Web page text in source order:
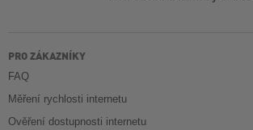
PRO ZÁKAZNÍKY
FAQ
Měření rychlosti internetu
Ověření dostupnosti internetu